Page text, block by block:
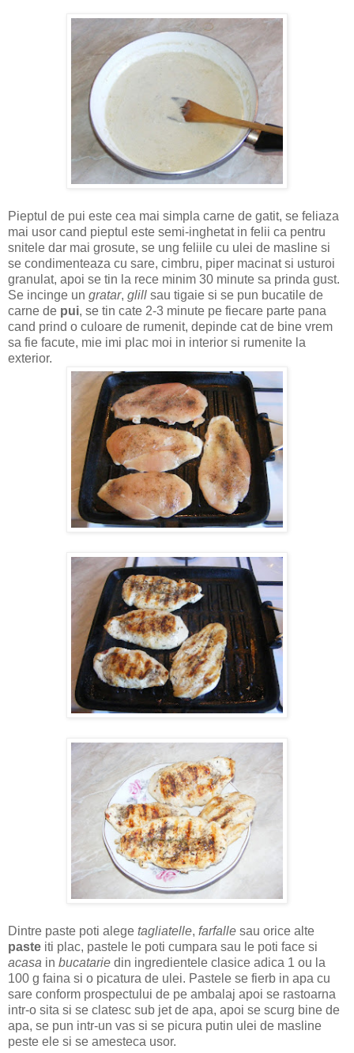
Pieptul de pui este cea mai simpla carne de gatit, se feliaza
mai usor cand pieptul este semi-inghetat in felii ca pentru
snitele dar mai grosute, se ung feliile cu ulei de masline si
se condimenteaza cu sare, cimbru, piper macinat si usturoi
granulat, apoi se tin la rece minim 30 minute sa prinda gust.
Se incinge un gratar, glill sau tigaie si se pun bucatile de
carne de pui, se tin cate 2-3 minute pe fiecare parte pana
cand prind o culoare de rumenit, depinde cat de bine vrem
sa fie facute, mie imi plac moi in interior si rumenite la
exterior.
Dintre paste poti alege tagliatelle, farfalle sau orice alte
paste iti plac, pastele le poti cumpara sau le poti face si
acasa in bucatarie din ingredientele clasice adica 1 ou la
100 g faina si o picatura de ulei. Pastele se fierb in apa cu
sare conform prospectului de pe ambalaj apoi se rastoarna
intr-o sita si se clatesc sub jet de apa, apoi se scurg bine de
apa, se pun intr-un vas si se picura putin ulei de masline
peste ele si se amesteca usor.